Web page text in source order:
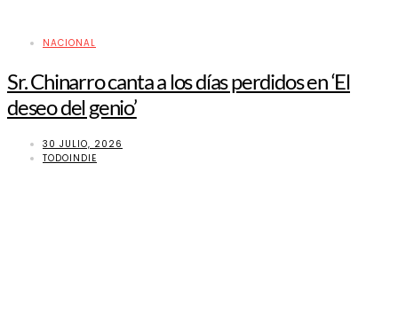
NACIONAL
Sr. Chinarro canta a los días perdidos en ‘El
deseo del genio’
30 JULIO, 2026
TODOINDIE